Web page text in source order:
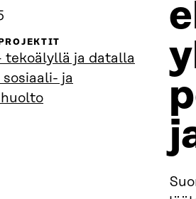
tekoälyllä ja datalla
ja